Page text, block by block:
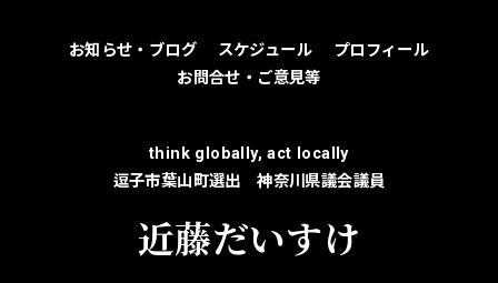
お知らせ・ブログ スケジュール
プロフィール
お問合せ・ご意見等
think globally, act locally
逗子市葉山町選出 神奈川県議会議員
近藤だいすけ